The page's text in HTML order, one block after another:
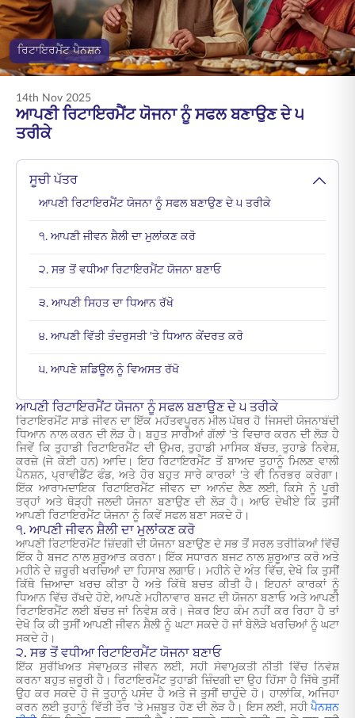
ENGLISH
ਆਨਲਾਈਨ ਖਰੀਦੋ ਪ੍ਰੀਮੀਅਮ ਭਰੋ
ਰਿਟਾਇਰਮੈਂਟ ਪੈਨਸ਼ਨ
14th Nov 2025
ਆਪਣੀ ਰਿਟਾਇਰਮੈਂਟ ਯੋਜਨਾ ਨੂੰ ਸਫਲ ਬਣਾਉਣ ਦੇ ੫
ਤਰੀਕੇ
ਸੂਚੀ ਪੱਤਰ
ਆਪਣੀ ਰਿਟਾਇਰਮੈਂਟ ਯੋਜਨਾ ਨੂੰ ਸਫਲ ਬਣਾਉਣ ਦੇ ੫ ਤਰੀਕੇ
੧. ਆਪਣੀ ਜੀਵਨ ਸ਼ੈਲੀ ਦਾ ਮੁਲਾਂਕਣ ਕਰੋ
੨. ਸਭ ਤੋਂ ਵਧੀਆ ਰਿਟਾਇਰਮੈਂਟ ਯੋਜਨਾ ਬਣਾਓ
੩. ਆਪਣੀ ਸਿਹਤ ਦਾ ਧਿਆਨ ਰੱਖੋ
੪. ਆਪਣੀ ਵਿੱਤੀ ਤੰਦਰੁਸਤੀ 'ਤੇ ਧਿਆਨ ਕੇਂਦਰਤ ਕਰੋ
੫. ਆਪਣੇ ਸ਼ਡਿਊਲ ਨੂੰ ਵਿਅਸਤ ਰੱਖੋ
ਆਪਣੀ ਰਿਟਾਇਰਮੈਂਟ ਯੋਜਨਾ ਨੂੰ ਸਫਲ ਬਣਾਉਣ ਦੇ ੫ ਤਰੀਕੇ
ਰਿਟਾਇਰਮੈਂਟ ਸਾਡੇ ਜੀਵਨ ਦਾ ਇੱਕ ਮਹੱਤਵਪੂਰਨ ਮੀਲ ਪੱਥਰ ਹੈ ਜਿਸਦੀ ਯੋਜਨਾਬੰਦੀ
ਧਿਆਨ ਨਾਲ ਕਰਨ ਦੀ ਲੋੜ ਹੈ। ਬਹੁਤ ਸਾਰੀਆਂ ਗੱਲਾਂ 'ਤੇ ਵਿਚਾਰ ਕਰਨ ਦੀ ਲੋੜ ਹੈ
ਜਿਵੇਂ ਕਿ ਤੁਹਾਡੀ ਰਿਟਾਇਰਮੈਂਟ ਦੀ ਉਮਰ, ਤੁਹਾਡੀ ਮਾਸਿਕ ਬੱਚਤ, ਤੁਹਾਡੇ ਨਿਵੇਸ਼,
ਕਰਜ਼ੇ (ਜੇ ਕੋਈ ਹਨ) ਆਦਿ। ਇਹ ਰਿਟਾਇਰਮੈਂਟ ਤੋਂ ਬਾਅਦ ਤੁਹਾਨੂੰ ਮਿਲਣ ਵਾਲੀ
ਪੈਨਸ਼ਨ, ਪ੍ਰਾਵੀਡੈਂਟ ਫੰਡ, ਅਤੇ ਹੋਰ ਬਹੁਤ ਸਾਰੇ ਕਾਰਕਾਂ 'ਤੇ ਵੀ ਨਿਰਭਰ ਕਰੇਗਾ।
ਇੱਕ ਆਰਾਮਦਾਇਕ ਰਿਟਾਇਰਮੈਂਟ ਜੀਵਨ ਦਾ ਆਨੰਦ ਲੈਣ ਲਈ, ਕਿਸੇ ਨੂੰ ਪੂਰੀ
ਤਰ੍ਹਾਂ ਅਤੇ ਥੋੜ੍ਹੀ ਜਲਦੀ ਯੋਜਨਾ ਬਣਾਉਣ ਦੀ ਲੋੜ ਹੈ। ਆਓ ਦੇਖੀਏ ਕਿ ਤੁਸੀਂ
ਆਪਣੀ ਰਿਟਾਇਰਮੈਂਟ ਯੋਜਨਾ ਨੂੰ ਕਿਵੇਂ ਸਫਲ ਬਣਾ ਸਕਦੇ ਹੋ।
੧. ਆਪਣੀ ਜੀਵਨ ਸ਼ੈਲੀ ਦਾ ਮੁਲਾਂਕਣ ਕਰੋ
ਆਪਣੀ ਰਿਟਾਇਰਮੈਂਟ ਜ਼ਿੰਦਗੀ ਦੀ ਯੋਜਨਾ ਬਣਾਉਣ ਦੇ ਸਭ ਤੋਂ ਸਰਲ ਤਰੀਕਿਆਂ ਵਿੱਚੋਂ
ਇੱਕ ਹੈ ਬਜਟ ਨਾਲ ਸ਼ੁਰੂਆਤ ਕਰਨਾ। ਇੱਕ ਸਧਾਰਨ ਬਜਟ ਨਾਲ ਸ਼ੁਰੂਆਤ ਕਰੋ ਅਤੇ
ਮਹੀਨੇ ਦੇ ਜ਼ਰੂਰੀ ਖਰਚਿਆਂ ਦਾ ਹਿਸਾਬ ਲਗਾਓ। ਮਹੀਨੇ ਦੇ ਅੰਤ ਵਿੱਚ, ਦੇਖੋ ਕਿ ਤੁਸੀਂ
ਕਿੱਥੇ ਜ਼ਿਆਦਾ ਖਰਚ ਕੀਤਾ ਹੈ ਅਤੇ ਕਿੱਥੇ ਬਚਤ ਕੀਤੀ ਹੈ। ਇਹਨਾਂ ਕਾਰਕਾਂ ਨੂੰ
ਧਿਆਨ ਵਿੱਚ ਰੱਖਦੇ ਹੋਏ, ਆਪਣੇ ਮਹੀਨਾਵਾਰ ਬਜਟ ਦੀ ਯੋਜਨਾ ਬਣਾਓ ਅਤੇ ਆਪਣੀ
ਰਿਟਾਇਰਮੈਂਟ ਲਈ ਬੱਚਤ ਜਾਂ ਨਿਵੇਸ਼ ਕਰੋ। ਜੇਕਰ ਇਹ ਕੰਮ ਨਹੀਂ ਕਰ ਰਿਹਾ ਹੈ ਤਾਂ
ਦੇਖੋ ਕਿ ਕੀ ਤੁਸੀਂ ਆਪਣੀ ਜੀਵਨ ਸ਼ੈਲੀ ਨੂੰ ਘਟਾ ਸਕਦੇ ਹੋ ਜਾਂ ਬੇਲੋੜੇ ਖਰਚਿਆਂ ਨੂੰ ਘਟਾ
ਸਕਦੇ ਹੋ।
੨. ਸਭ ਤੋਂ ਵਧੀਆ ਰਿਟਾਇਰਮੈਂਟ ਯੋਜਨਾ ਬਣਾਓ
ਇੱਕ ਸੁਰੱਖਿਅਤ ਸੇਵਾਮੁਕਤ ਜੀਵਨ ਲਈ, ਸਹੀ ਸੇਵਾਮੁਕਤੀ ਨੀਤੀ ਵਿੱਚ ਨਿਵੇਸ਼
ਕਰਨਾ ਬਹੁਤ ਜ਼ਰੂਰੀ ਹੈ। ਰਿਟਾਇਰਮੈਂਟ ਤੁਹਾਡੀ ਜ਼ਿੰਦਗੀ ਦਾ ਉਹ ਹਿੱਸਾ ਹੈ ਜਿੱਥੇ ਤੁਸੀਂ
ਉਹ ਕਰ ਸਕਦੇ ਹੋ ਜੋ ਤੁਹਾਨੂੰ ਪਸੰਦ ਹੈ ਅਤੇ ਜੋ ਤੁਸੀਂ ਚਾਹੁੰਦੇ ਹੋ। ਹਾਲਾਂਕਿ, ਅਜਿਹਾ
ਕਰਨ ਲਈ ਤੁਹਾਨੂੰ ਵਿੱਤੀ ਤੌਰ 'ਤੇ ਮਜ਼ਬੂਤ ਹੋਣ ਦੀ ਲੋੜ ਹੈ। ਇਸ ਲਈ, ਸਹੀਪੈਨਸ਼ਨ